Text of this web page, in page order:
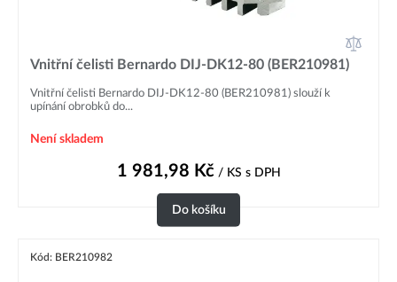
Vnitřní čelisti Bernardo DIJ-DK12-80 (BER210981)
Vnitřní čelisti Bernardo DIJ-DK12-80 (BER210981) slouží k
upínání obrobků do...
Není skladem
1 981,98 Kč/ KS s DPH
Do košíku
Kód: BER210982